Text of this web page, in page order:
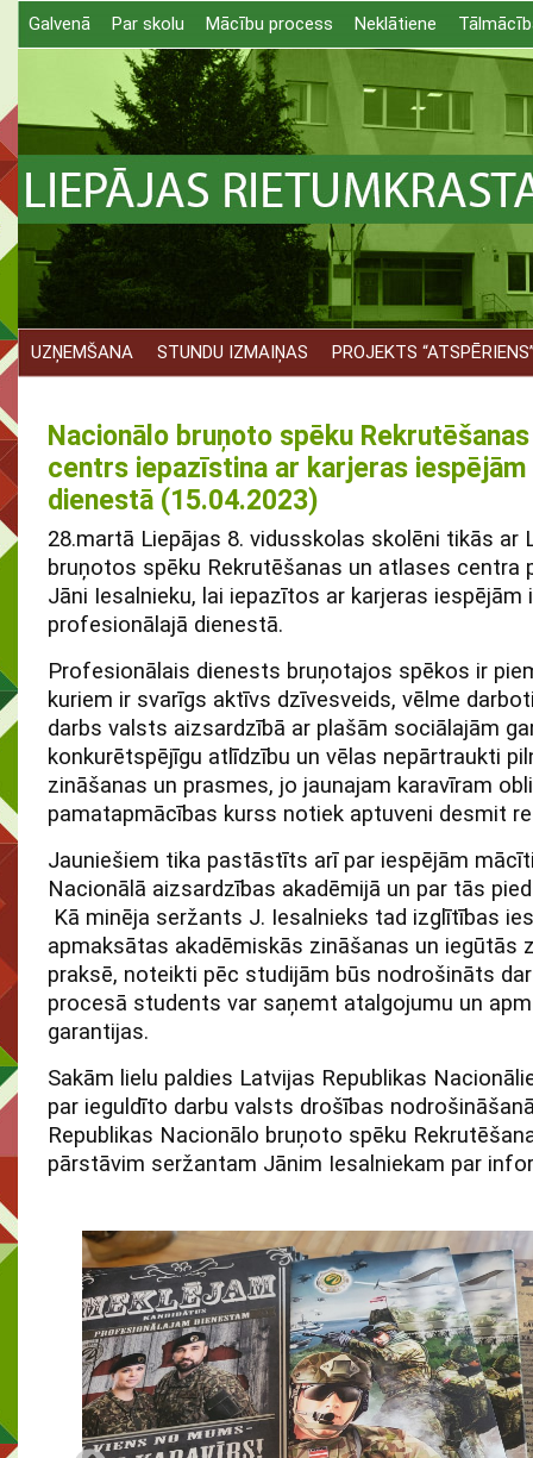
Galvenā Par skolu Mācību process Neklātiene
UZŅEMŠANA STUNDU IZMAIŅAS PROJEKTS
Nacionālo bruņoto spēku
centrs iepazīstina ar karjeras
dienestā (15.04.2023)
28.martā Liepājas 8. vidusskolas skolēni tikās ar
bruņotos spēku Rekrutēšanas un atlases centra
Jāni Iesalnieku, lai iepazītos ar karjeras
profesionālajā dienestā.
Profesionālais dienests bruņotajos spēkos ir
kuriem ir svarīgs aktīvs dzīvesveids, vēlme
darbs valsts aizsardzībā ar plašām sociālajām
konkurētspējīgu atlīdzību un vēlas nepārtraukti
zināšanas un prasmes, jo jaunajam karavīram
pamatapmācības kurss notiek aptuveni desmit
Jauniešiem tika pastāstīts arī par iespējām
Nacionālā aizsardzības akadēmijā un par tās
Kā minēja seržants J. Iesalnieks tad izglītības
apmaksātas akadēmiskās zināšanas un iegūtās
praksē, noteikti pēc studijām būs nodrošināts
procesā students var saņemt atalgojumu un
garantijas.
Sakām lielu paldies Latvijas Republikas
par ieguldīto darbu valsts drošības
Republikas Nacionālo bruņoto spēku
pārstāvim seržantam Jānim Iesalniekam par